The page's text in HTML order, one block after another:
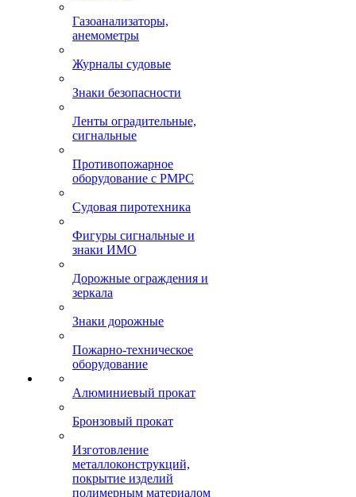
Газоанализаторы,
анемометры
Журналы судовые
Знаки безопасности
Ленты оградительные,
сигнальные
Противопожарное
оборудование с РМРС
Судовая пиротехника
Фигуры сигнальные и
знаки ИМО
Дорожные ограждения и
зеркала
Знаки дорожные
Пожарно-техническое
оборудование
Алюминиевый прокат
Бронзовый прокат
Изготовление
металлоконструкций,
покрытие изделий
полимерным материалом